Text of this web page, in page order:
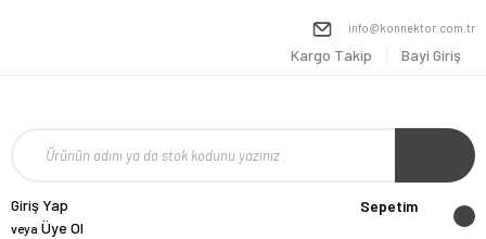
info@konnektor.com.tr
Kargo Takip Bayi Giriş
Giriş Yap
veya Üye Ol
Sepetim